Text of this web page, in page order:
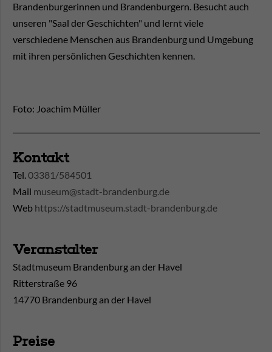
Brandenburgerinnen und Brandenburgern. Besucht auch
unseren "Saal der Geschichten" und lernt viele
verschiedene Menschen aus Brandenburg und Umgebung
mit ihren persönlichen Geschichten kennen.
Foto: Joachim Müller
Kontakt
Tel.03381/584501
Mail museum@stadt-brandenburg.de
Web https://stadtmuseum.stadt-brandenburg.de
Veranstalter
Stadtmuseum Brandenburg an der Havel
Ritterstraße 96
14770 Brandenburg an der Havel
Preise